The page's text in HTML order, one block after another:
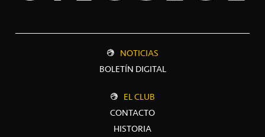
NOTICIAS
BOLETÍN DIGITAL
EL CLUB
CONTACTO
HISTORIA